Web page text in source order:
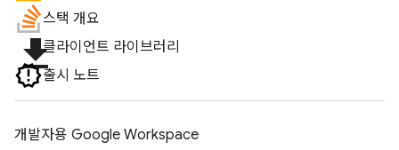
스택 개요
file_download클라이언트 라이브러리
출시 노트
개발자용 Google Workspace